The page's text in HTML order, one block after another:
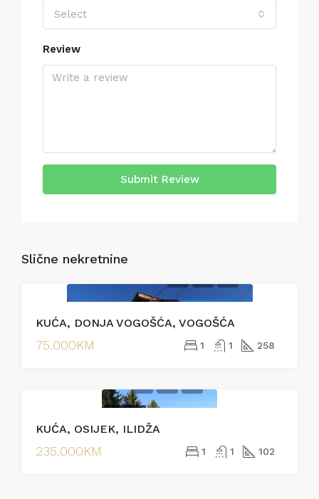
Select
Review
Submit Review
Slične nekretnine
KUĆA, DONJA VOGOŠĆA, VOGOŠĆA
75.000KM 1 1 258
EKSKLUZIVNO
KUĆA, OSIJEK, ILIDŽA
235.000KM 1 1 102